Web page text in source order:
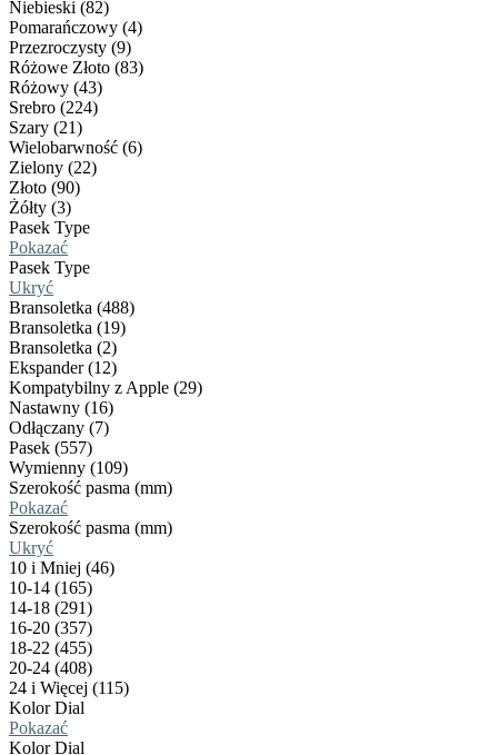
Niebieski (82)
Pomarańczowy (4)
Przezroczysty (9)
Różowe Złoto (83)
Różowy (43)
Srebro (224)
Szary (21)
Wielobarwność (6)
Zielony (22)
Złoto (90)
Żółty (3)
Pasek Type
Pokazać
Pasek Type
Ukryć
Bransoletka (488)
Bransoletka (19)
Bransoletka (2)
Ekspander (12)
Kompatybilny z Apple (29)
Nastawny (16)
Odłączany (7)
Pasek (557)
Wymienny (109)
Szerokość pasma (mm)
Pokazać
Szerokość pasma (mm)
Ukryć
10 i Mniej (46)
10-14 (165)
14-18 (291)
16-20 (357)
18-22 (455)
20-24 (408)
24 i Więcej (115)
Kolor Dial
Pokazać
Kolor Dial